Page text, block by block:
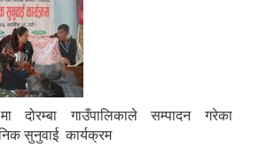
गाउँपालिकाले सम्पादन गरेका
सुनुवाई कार्यक्रम